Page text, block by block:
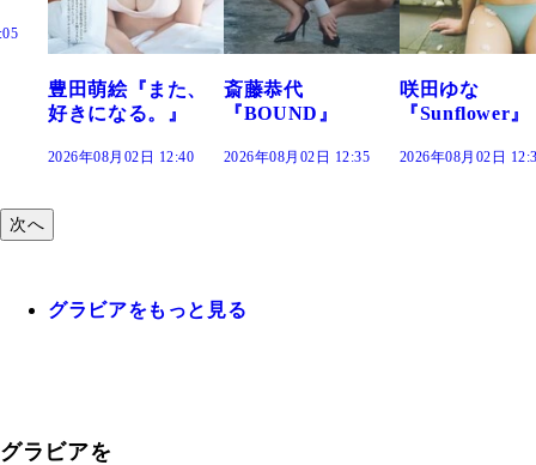
斎藤恭代
『BOUND』
2026年08月02日 12:35
咲田ゆな
『Sunflower』
2026年08月02日 12:30
藤水咲桜『花
だまり』
2026年08月02日
次へ
グラビアをもっと見る
グラビアを